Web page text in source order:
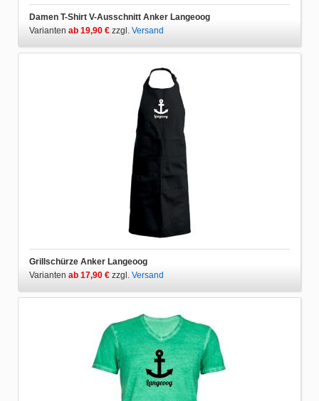
Damen T-Shirt V-Ausschnitt Anker Langeoog
Varianten ab 19,90 € zzgl. Versand
Grillschürze Anker Langeoog
Varianten ab 17,90 € zzgl. Versand